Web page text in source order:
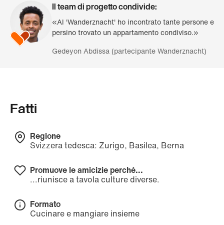
Il team di progetto condivide:
«Al 'Wanderznacht' ho incontrato tante persone e
persino trovato un appartamento condiviso.»
Gedeyon Abdissa (partecipante Wanderznacht)
Fatti
Regione
Svizzera tedesca: Zurigo, Basilea, Berna
Promuove le amicizie perché...
...riunisce a tavola culture diverse.
Formato
Cucinare e mangiare insieme